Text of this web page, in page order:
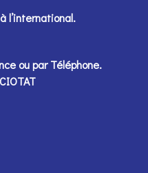
l’international.
ou parTéléphone.